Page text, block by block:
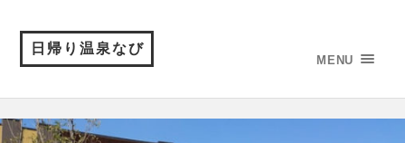
日帰り温泉なび
MENU